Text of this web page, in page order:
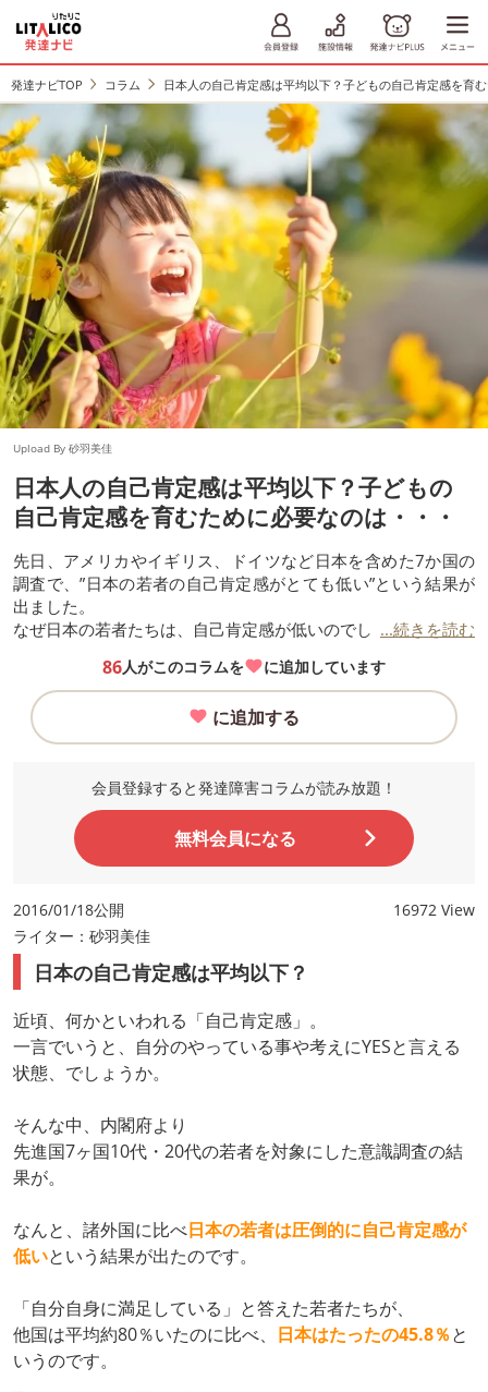
発達ナビTOP コラム 日本人の自己肯定感は平均以下？子どもの自己肯定感を育
Upload By 砂羽美佳
日本人の自己肯定感は平均以下？子どもの
自己肯定感を育むために必要なのは・・・
先日、アメリカやイギリス、ドイツなど日本を含めた7か国の
調査で、”日本の若者の自己肯定感がとても低い”という結果が
出ました。
なぜ日本の若者たちは、自己肯定感が低いのでしょうか？
...続きを読む
86人がこのコラムを に追加しています
に追加する
会員登録すると発達障害コラムが読み放題！
無料会員になる
2016/01/18公開
16972 View
ライター：砂羽美佳
日本の自己肯定感は平均以下？
近頃、何かといわれる「自己肯定感」。
一言でいうと、自分のやっている事や考えにYESと言える
状態、でしょうか。
そんな中、内閣府より
先進国7ヶ国10代・20代の若者を対象にした意識調査の結
果が。
なんと、諸外国に比べ日本の若者は圧倒的に自己肯定感が
低いという結果が出たのです。
「自分自身に満足している」と答えた若者たちが、
他国は平均約80％いたのに比べ、 日本はたったの45.8％と
いうのです。